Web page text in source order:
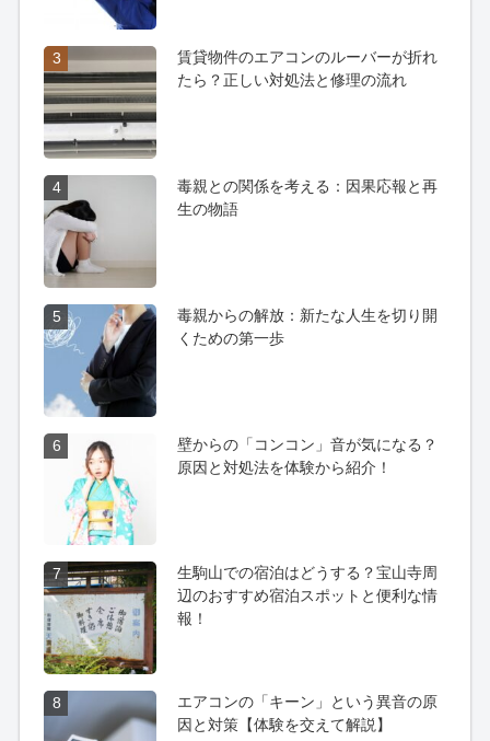
3
賃貸物件のエアコンのルーバーが折れ
たら？正しい対処法と修理の流れ
4
毒親との関係を考える：因果応報と再
生の物語
5
毒親からの解放：新たな人生を切り開
くための第一歩
6
壁からの「コンコン」音が気になる？
原因と対処法を体験から紹介！
7
生駒山での宿泊はどうする？宝山寺周
辺のおすすめ宿泊スポットと便利な情
報！
8
エアコンの「キーン」という異音の原
因と対策【体験を交えて解説】